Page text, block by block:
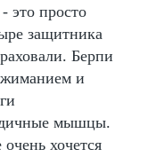
это просто
защитника
Берпи
и
мышцы.
хочется